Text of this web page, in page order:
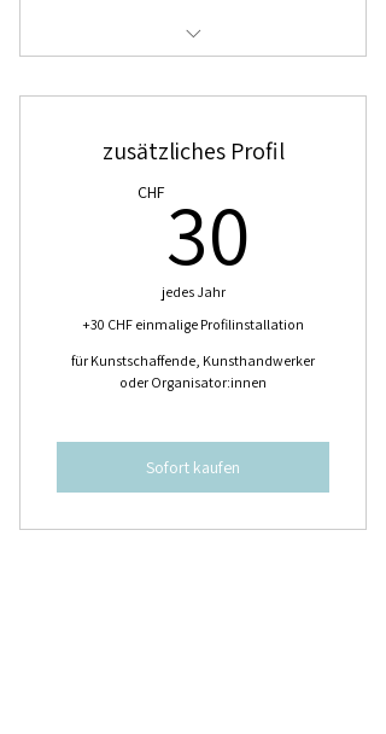
Organisator
Adresse & Homepage wird verlinkt
SocialMedia Links
Bildergalerie deiner Ausstellungen
zusätzliches Profil
CHF 30
jedes Jahr
+30 CHF einmalige Profilinstallation
für Kunstschaffende, Kunsthandwerker
oder Organisator:innen
Sofort kaufen